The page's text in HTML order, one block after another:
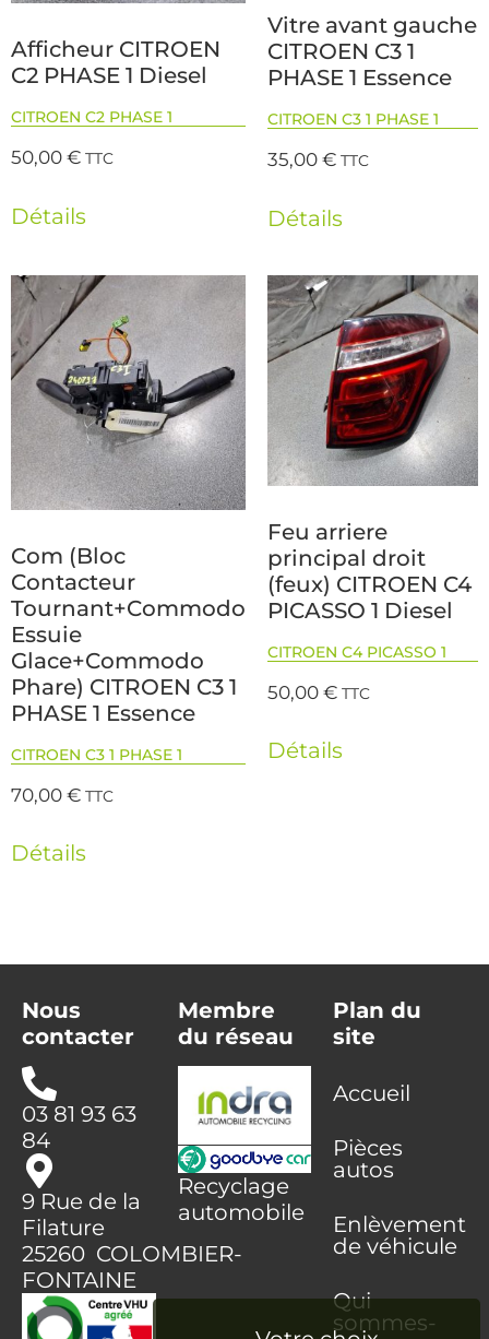
Afficheur CITROEN
C2 PHASE 1 Diesel
CITROEN C2 PHASE 1
50,00€ TTC
Détails
Vitre avant gauche
CITROEN C3 1
PHASE 1 Essence
CITROEN C3 1 PHASE 1
35,00€ TTC
Détails
Com (Bloc
Contacteur
Tournant+Commodo
Essuie
Glace+Commodo
Phare) CITROEN C3 1
PHASE 1 Essence
CITROEN C3 1 PHASE 1
70,00€ TTC
Détails
Feu arriere
principal droit
(feux) CITROEN C4
PICASSO 1 Diesel
CITROEN C4 PICASSO 1
50,00€ TTC
Détails
Nous
contacter
03 81 93 63
84
9 Rue de la
Filature
25260 COLOMBIER-
FONTAINE
Membre
du réseau
Recyclage
automobile
Plan du
site
Accueil
Pièces
autos
Enlèvement
de véhicule
Qui
sommes-